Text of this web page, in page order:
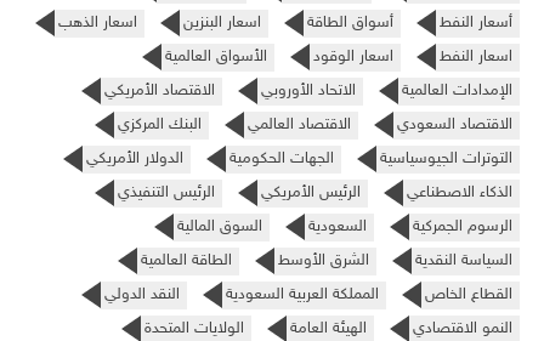
أسعار النفط
أسواق الطاقة اسعار البنزين
اسعار الذهب
اسعار النفط
اسعار الوقود
الأسواق العالمية
الإمدادات العالمية
الاتحاد الأوروبي
الاقتصاد الأمريكي
الاقتصاد السعودي
الاقتصاد العالمي
البنك المركزي
التوترات الجيوسياسية
الجهات الحكومية
الدولار الأمريكي
الذكاء الاصطناعي
الرئيس الأمريكي
الرئيس التنفيذي
الرسوم الجمركية
السعودية
السوق المالية
السياسة النقدية
الشرق الأوسط
الطاقة العالمية
القطاع الخاص
المملكة العربية السعودية
النقد الدولي
النمو الاقتصادي
الهيئة العامة الولايات المتحدة